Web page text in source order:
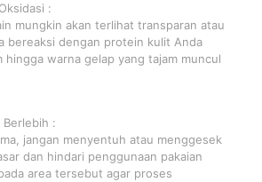
:
mungkin akan terlihat transparan atau
bereaksi dengan protein kulit Anda
hingga warna gelap yang tajam muncul
Berlebih :
jangan menyentuh atau menggesek
dan hindari penggunaan pakaian
area tersebut agar proses